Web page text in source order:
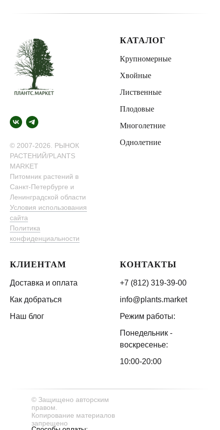
© 2007-2026. РЫНОК
РАСТЕНИЙ/PLANTS
MARKET
Питомник растений в
Санкт-Петербурге и
Ленинградской области
Условия использования
сайта
Политика
конфиденциальности
КАТАЛОГ
Крупномерные
Хвойные
Лиственные
Плодовые
Многолетние
Однолетние
КЛИЕНТАМ
Доставка и оплата
Как добраться
Наш блог
КОНТАКТЫ
+7 (812) 319-39-00
info@plants.market
Режим работы:
Понедельник -
воскресенье:
10:00-20:00
© Защищено авторским
правом.
Копирование материалов
запрещено